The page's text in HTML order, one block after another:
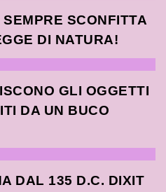
SEMPRE SCONFITTA
DI NATURA!
GLI OGGETTI
DA UN BUCO
DAL 135 D.C. DIXIT